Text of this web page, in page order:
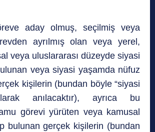
aday olmuş, seçilmiş veya
ayrılmış olan veya yerel,
veya uluslararası düzeyde siyasi
veya siyasi yaşamda nüfuz
kişilerin (bundan böyle “siyasi
anılacaktır), ayrıca bu
görevi yürüten veya kamusal
bulunan gerçek kişilerin (bundan